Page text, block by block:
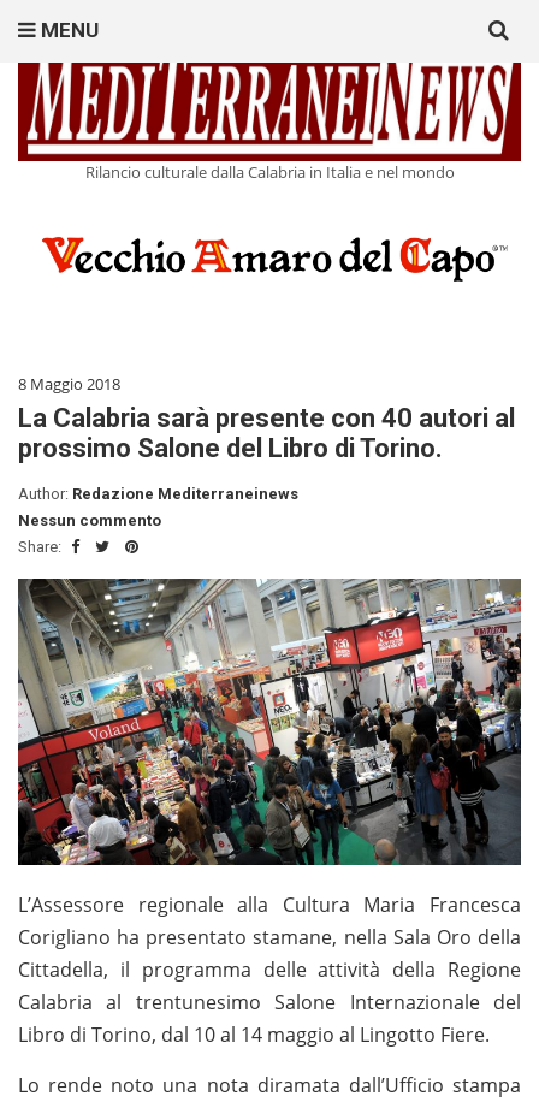
Rilancio culturale dalla Calabria in Italia e nel mondo
MENU
for:
8 Maggio 2018
La Calabria sarà presente con 40 autori al
prossimo Salone del Libro di Torino.
Author: Redazione Mediterraneinews
Nessun commento
Share:
L’Assessore regionale alla Cultura Maria Francesca
Corigliano ha presentato stamane, nella Sala Oro della
Cittadella, il programma delle attività della Regione
Calabria al trentunesimo Salone Internazionale del
Libro di Torino, dal 10 al 14 maggio al Lingotto Fiere.
Lo rende noto una nota diramata dall’Ufficio stampa